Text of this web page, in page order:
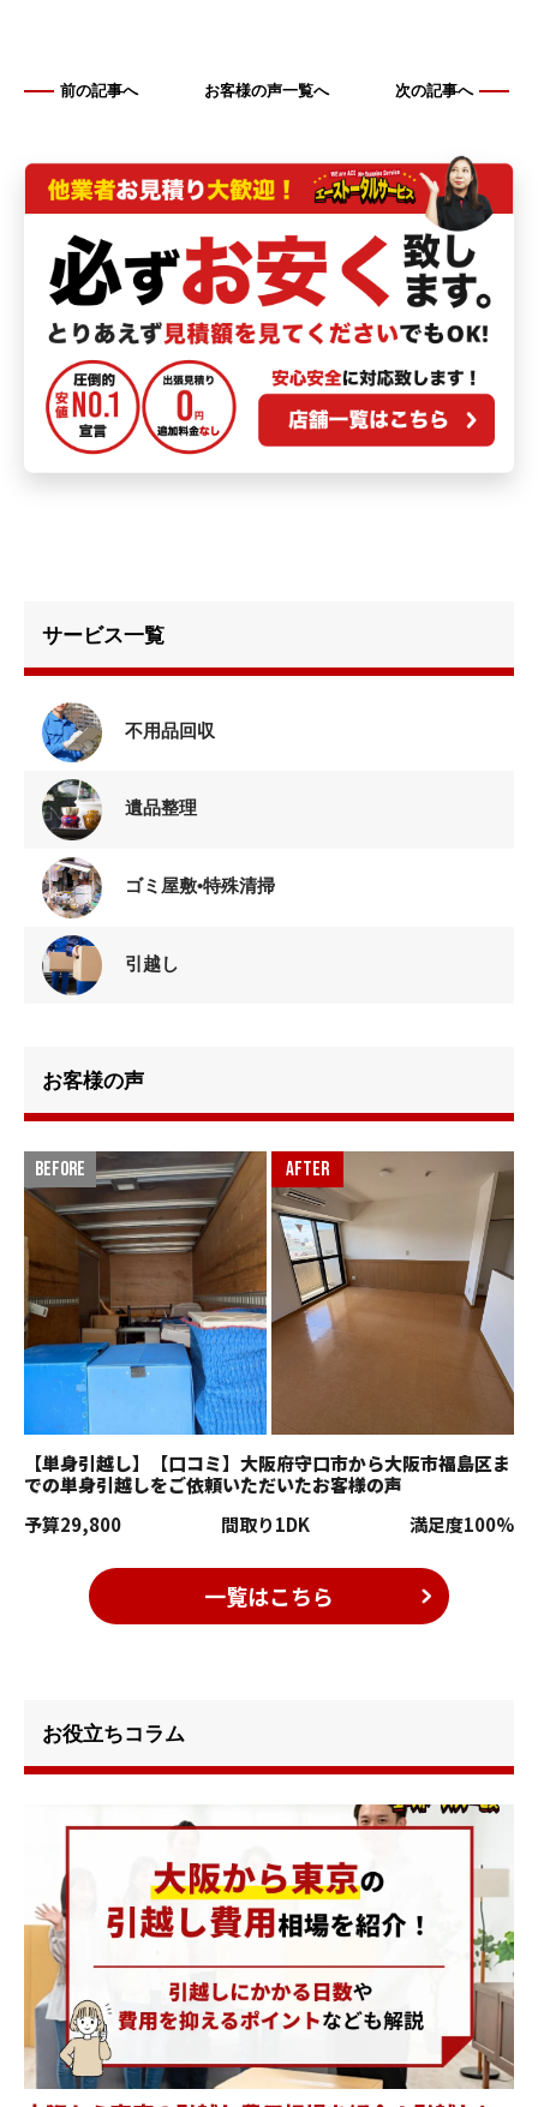
前の記事へ お客様の声一覧へ 次の記事へ
サービス一覧
不用品回収
遺品整理
ゴミ屋敷•特殊清掃
引越し
お客様の声
【単身引越し】【口コミ】大阪府守口市から大阪市福島区ま
での単身引越しをご依頼いただいたお客様の声
予算29,800 間取り1DK 満足度100%
一覧はこちら
お役立ちコラム